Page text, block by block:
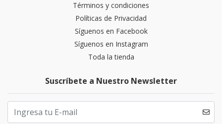
Términos y condiciones
Políticas de Privacidad
Síguenos en Facebook
Síguenos en Instagram
Toda la tienda
Suscríbete a Nuestro Newsletter